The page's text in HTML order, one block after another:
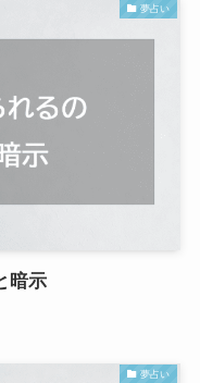
夢占い
暗示
夢占い